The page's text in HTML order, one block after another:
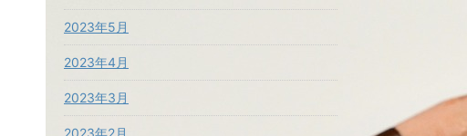
2023年5月
2023年4月
2023年3月
2023年2月